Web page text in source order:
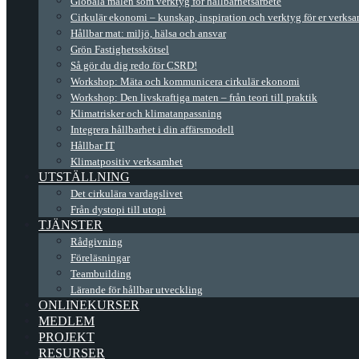
Cirkulär ekonomi – kunskap, inspiration och verktyg för er
Hållbar mat: miljö, hälsa och ansvar
Grön Fastighetsskötsel
Så gör du dig redo för CSRD!
Workshop: Mäta och kommunicera cirkulär ekonomi
Workshop: Den livskraftiga maten – från teori till praktik
Klimatrisker och klimatanpassning
Integrera hållbarhet i din affärsmodell
Hållbar IT
Klimatpositiv verksamhet
UTSTÄLLNING
Det cirkulära vardagslivet
Från dystopi till utopi
TJÄNSTER
Rådgivning
Föreläsningar
Teambuilding
Lärande för hållbar utveckling
ONLINEKURSER
MEDLEM
PROJEKT
RESURSER